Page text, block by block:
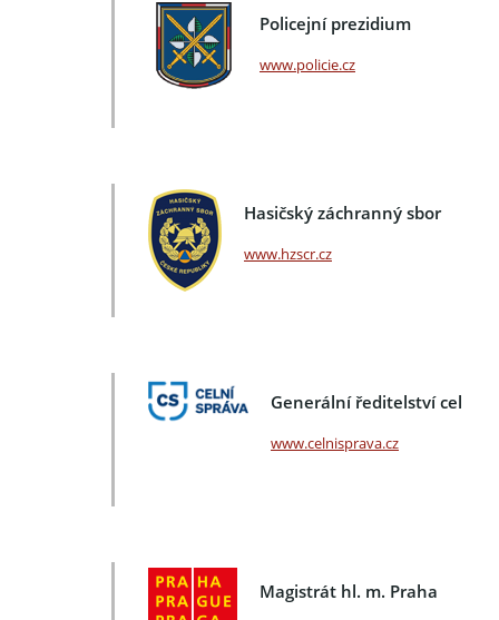
Policejní prezidium
www.policie.cz
Hasičský záchranný sbor
www.hzscr.cz
Generální ředitelství cel
www.celnisprava.cz
Magistrát hl. m. Praha